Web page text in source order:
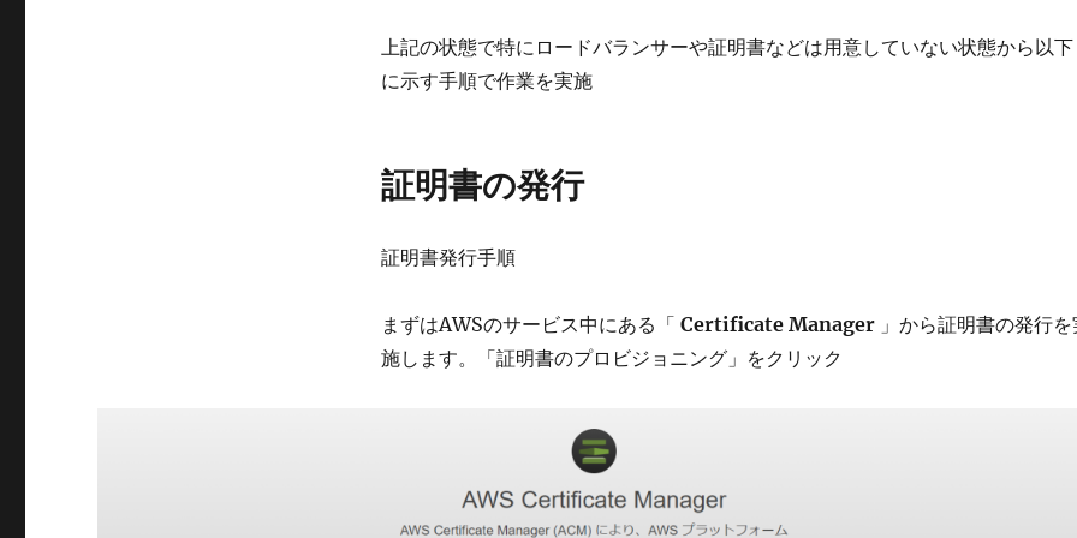
上記の状態で特にロードバランサーや証明書などは用意していない状態から以下
に示す手順で作業を実施
証明書の発行
証明書発行手順
まずはAWSのサービス中にある「 Certificate Manager」から証明書の発行を
施します。「証明書のプロビジョニング」をクリック